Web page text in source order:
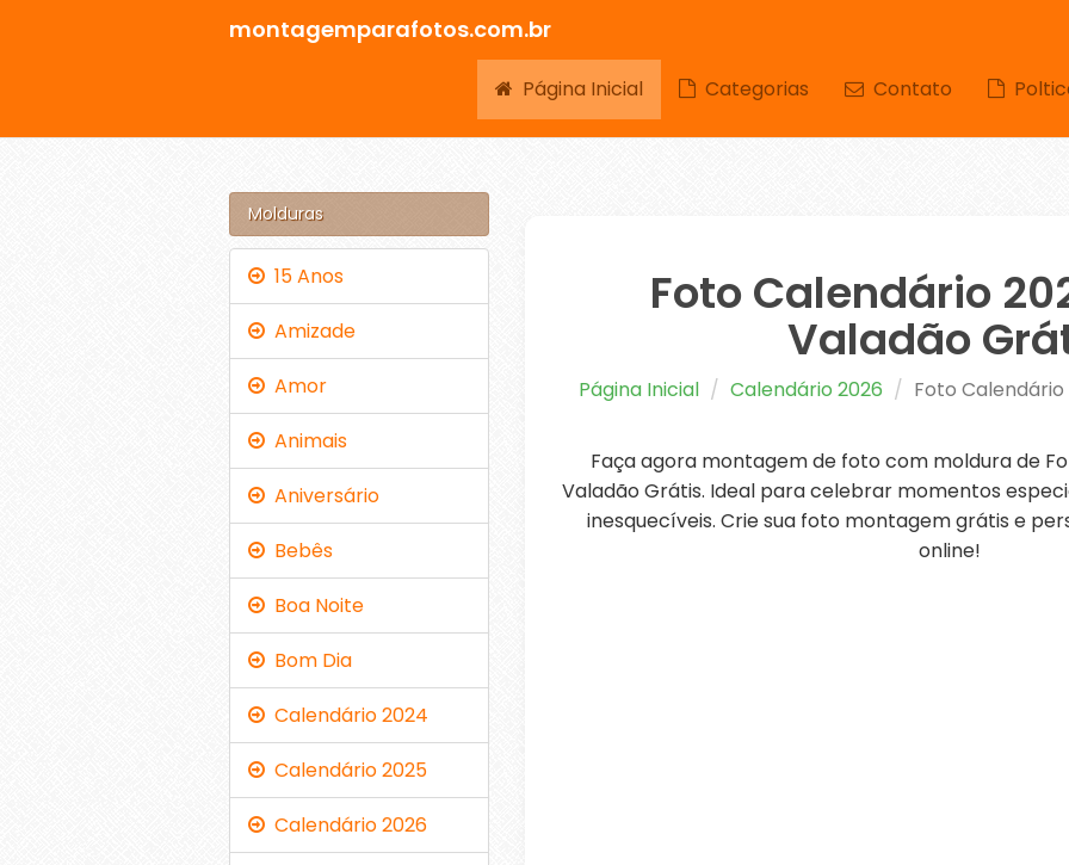
montagemparafotos.com.br
Página Inicial Categorias Contato
Foto Calendário
Valadão
Página Inicial Calendário 2026 Foto
Faça agora montagem de foto com moldura de
Valadão Grátis. Ideal para celebrar momentos
inesquecíveis. Crie sua foto montagem grátis e
online!
Molduras
15 Anos
Amizade
Amor
Animais
Aniversário
Bebês
Boa Noite
Bom Dia
Calendário 2024
Calendário 2025
Calendário 2026